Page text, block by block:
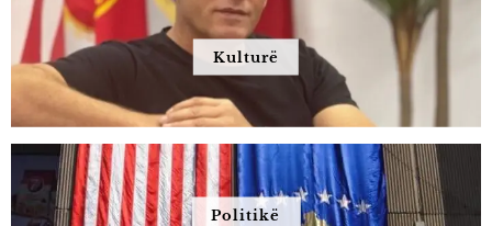
Kulturë
Politikë